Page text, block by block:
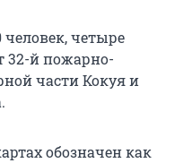
четыре
32-й пожарно-
части Кокуя и
обозначен как